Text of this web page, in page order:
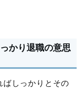
かり退職の意思
ばしっかりとその